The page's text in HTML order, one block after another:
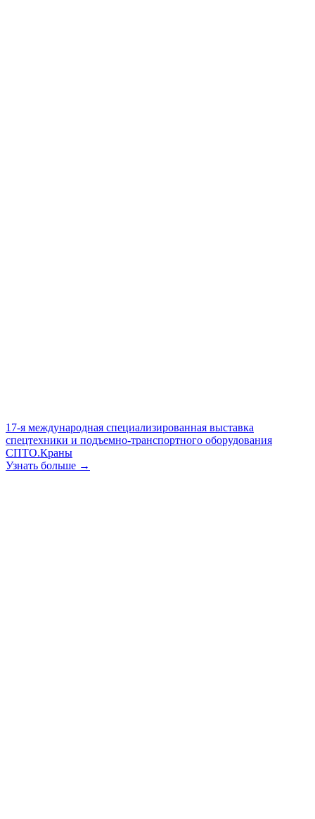
17-я международная специализированная выставка
спецтехники и подъемно-транспортного оборудования
СПТО.Краны
Узнать больше →